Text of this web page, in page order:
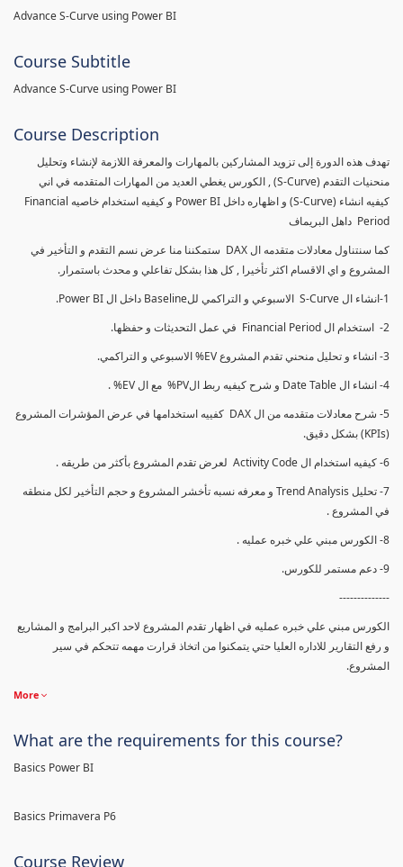
Advance S-Curve using Power BI
Course Subtitle
Advance S-Curve using Power BI
Course Description
تهدف هذه الدورة إلى تزويد المشاركين بالمهارات والمعرفة اللازمة لإنشاء وتحليل
منحنيات التقدم (S-Curve) , الكورس يغطي العديد من المهارات المتقدمه في اني
كيفيه انشاء (S-Curve) و اظهاره داخل Power BI و كيفيه استخدام خاصيه Financial
Period داهل البريماف
كما سنتناول معادلات متقدمه ال DAX ستمكننا منا عرض نسم التقدم و التأخير في
المشروع و اي الاقسام اكثر تأخيرا , كل هذا بشكل تفاعلي و محدث باستمرار.
1-انشاء ال S-Curve الاسبوعي و التراكمي للBaseline داخل ال Power BI.
2- استخدام ال Financial Period في عمل التحديثات و حفظها.
3- انشاء و تحليل منحني تقدم المشروع EV% الاسبوعي و التراكمي.
4- انشاء ال Date Table و شرح كيفيه ربط الPV% مع ال EV% .
5- شرح معادلات متقدمه من ال DAX كفييه استخدامها في عرض المؤشرات المشروع
(KPIs) بشكل دقيق.
6- كيفيه استخدام ال Activity Code لعرض تقدم المشروع بأكثر من طريقه .
7- تحليل Trend Analysis و معرفه نسبه تأخشر المشروع و حجم التأخير لكل منطقه
في المشروع .
8- الكورس مبني علي خبره عمليه .
9- دعم مستمر للكورس.
--------------
الكورس مبني علي خبره عمليه في اظهار تقدم المشروع لاحد اكبر البرامج و المشاريع
و رفع التقارير للاداره العليا حتي يتمكنوا من اتخاذ قرارت مهمه تتحكم في سير
المشروع.
More
What are the requirements for this course?
Basics Power BI
Basics Primavera P6
Course Review